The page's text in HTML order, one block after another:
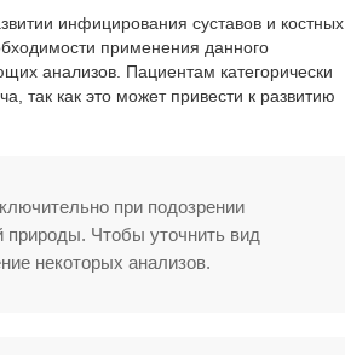
инфицирования суставов и костных
применения данного
анализов. Пациентам категорически
так как это может привести к развитию
при подозрении
природы. Чтобы уточнить вид
некоторых анализов.